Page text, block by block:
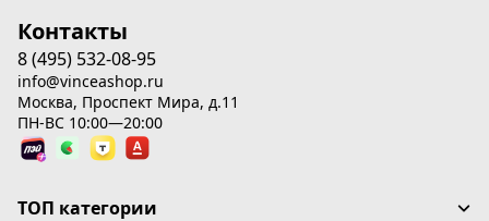
Контакты
8 (495) 532-08-95
info@vinceashop.ru
Москва, Проспект Мира, д.11
ПН-ВС 10:00—20:00
ТОП категории